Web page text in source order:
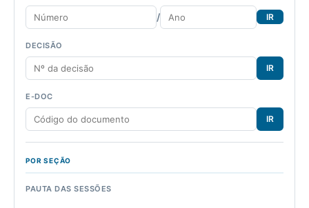
/ IR
DECISÃO
IR
E-DOC
IR
POR SEÇÃO
PAUTA DAS SESSÕES